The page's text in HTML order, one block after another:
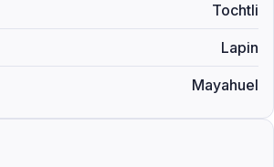
Tochtli
Lapin
Mayahuel